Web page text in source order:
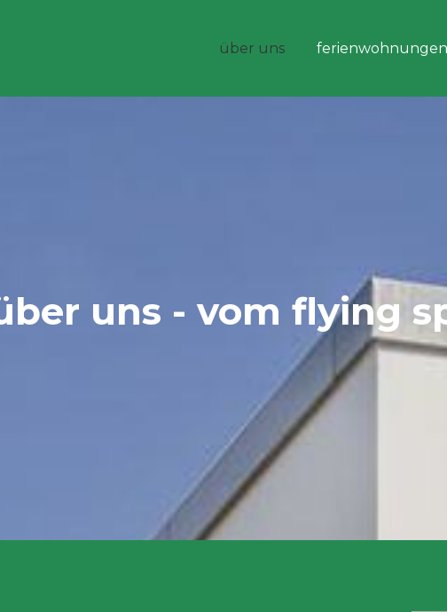
über uns ferienwohnungen
uns - vom flying